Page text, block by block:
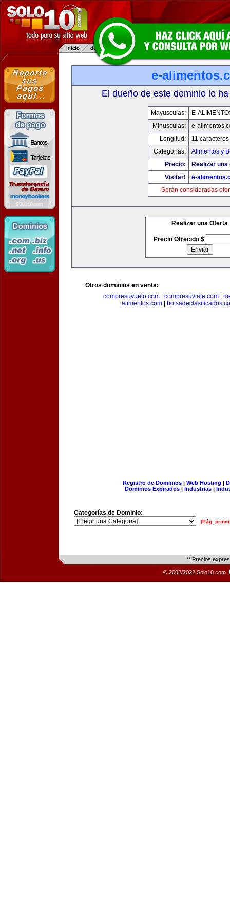
e-
El dueño de este dominio lo
Mayusculas:
E-
Minusculas:
e-
Longitud:
11 caracteres
Categorias:
Alimentos y
Precio:
Realizar
Visitar!
e-
Serán consideradas
Realizar una Oferta
Precio Ofrecido $
Otros dominios en venta:
compresuvuelo.com
compresuviaje.com
alimentos.com
Registro de Dominios| Web Hosting |
Dominios Expirados | Industrias |
Categorías de Dominio:
[Pág.
** Precios
© 2002/2022 Solo10.com